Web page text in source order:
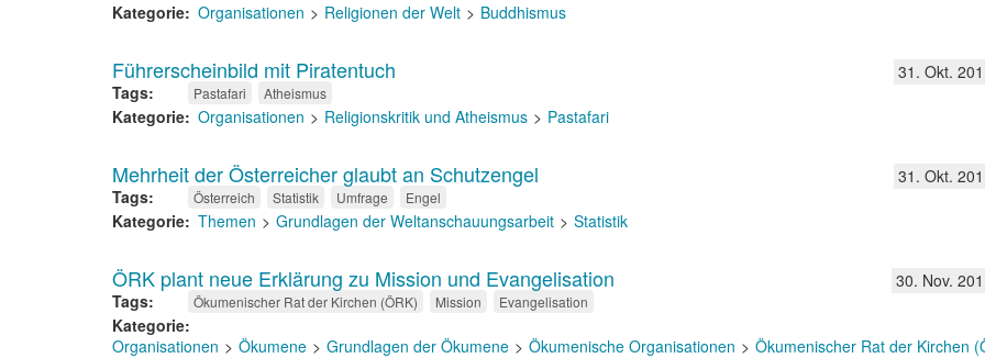
Kategorie Organisationen Religionen der Welt Buddhismus
31. Okt.
Führerscheinbild mit Piratentuch
Tags Pastafari Atheismus
Kategorie Organisationen Religionskritik und Atheismus Pastafari
31. Okt.
Mehrheit der Österreicher glaubt an Schutzengel
Tags Österreich Statistik Umfrage Engel
Kategorie Themen Grundlagen der Weltanschauungsarbeit Statistik
30. Nov.
ÖRK plant neue Erklärung zu Mission und Evangelisation
Tags Ökumenischer Rat der Kirchen (ÖRK) Mission Evangelisation
Kategorie
Organisationen
Ökumene Grundlagen der Ökumene Ökumenische Organisationen Ökumenischer Rat der Kirchen